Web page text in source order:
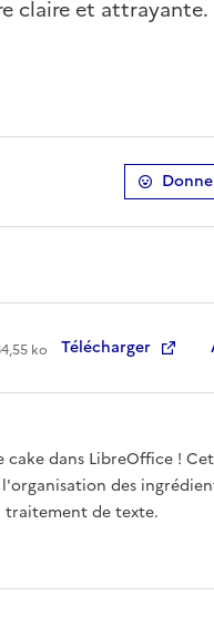
claire et
ko Télécharger
dans LibreOffice !
des
traitement de texte.